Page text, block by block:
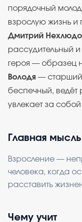
порядочный
взрослую жизнь и
Дмитрий
рассудительный
героя — образец
Володя — старший
беспечный, ведёт
увлекает за
Главная мысль
Взросление —
человека, когда
расставить
Чему учит